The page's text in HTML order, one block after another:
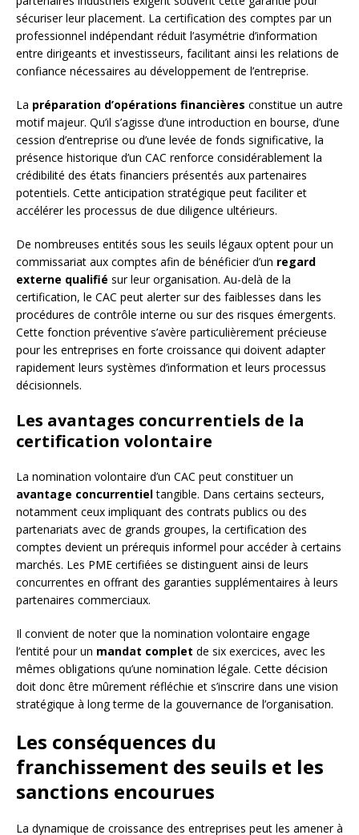
sécuriser leur placement. La certification des comptes par un
professionnel indépendant réduit l’asymétrie d’information
entre dirigeants et investisseurs, facilitant ainsi les relations de
confiance nécessaires au développement de l’entreprise.
La préparation d’opérations financières constitue un autre
motif majeur. Qu’il s’agisse d’une introduction en bourse, d’une
cession d’entreprise ou d’une levée de fonds significative, la
présence historique d’un CAC renforce considérablement la
crédibilité des états financiers présentés aux partenaires
potentiels. Cette anticipation stratégique peut faciliter et
accélérer les processus de due diligence ultérieurs.
De nombreuses entités sous les seuils légaux optent pour un
commissariat aux comptes afin de bénéficier d’un regard
externe qualifié sur leur organisation. Au-delà de la
certification, le CAC peut alerter sur des faiblesses dans les
procédures de contrôle interne ou sur des risques émergents.
Cette fonction préventive s’avère particulièrement précieuse
pour les entreprises en forte croissance qui doivent adapter
rapidement leurs systèmes d’information et leurs processus
décisionnels.
Les avantages concurrentiels de la
certification volontaire
La nomination volontaire d’un CAC peut constituer un
avantage concurrentieltangible. Dans certains secteurs,
notamment ceux impliquant des contrats publics ou des
partenariats avec de grands groupes, la certification des
comptes devient un prérequis informel pour accéder à certains
marchés. Les PME certifiées se distinguent ainsi de leurs
concurrentes en offrant des garanties supplémentaires à leurs
partenaires commerciaux.
Il convient de noter que la nomination volontaire engage
l’entité pour un mandat complet de six exercices, avec les
mêmes obligations qu’une nomination légale. Cette décision
doit donc être mûrement réfléchie et s’inscrire dans une vision
stratégique à long terme de la gouvernance de l’organisation.
Les conséquences du
franchissement des seuils et les
sanctions encourues
La dynamique de croissance des entreprises peut les amener à